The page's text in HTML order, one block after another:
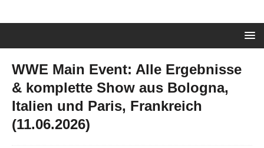
WWE Main Event: Alle Ergebnisse
& komplette Show aus Bologna,
Italien und Paris, Frankreich
(11.06.2026)